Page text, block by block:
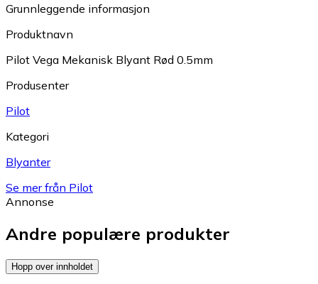
Grunnleggende informasjon
Produktnavn
Pilot Vega Mekanisk Blyant Rød 0.5mm
Produsenter
Pilot
Kategori
Blyanter
Se mer från Pilot
Annonse
Andre populære produkter
Hopp over innholdet